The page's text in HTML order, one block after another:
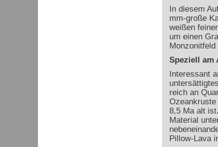
In diesem
mm-große
weißen
um einen
Monzonitfeld
Speziell am
Interessant
reich an
8,5 Ma alt
Material
Pillow-Lava